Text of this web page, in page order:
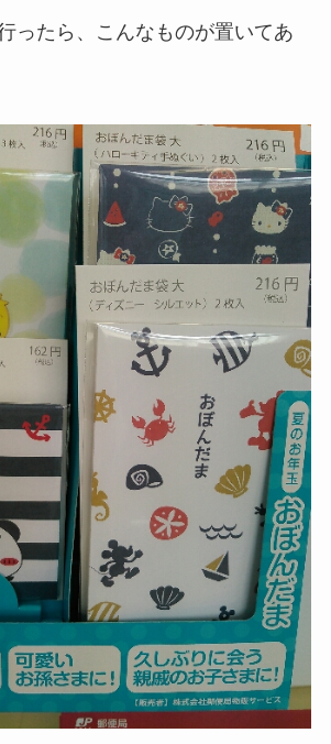
ったら、こんなものが置いてあ